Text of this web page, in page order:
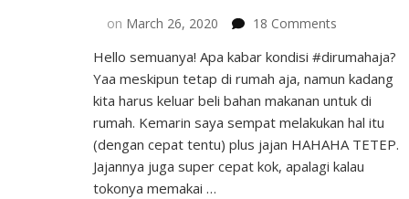
on March 26, 2020 18 Comments
Lebih
Mudah
dengan
Aplikasi
Kasir
Hello semuanya! Apa kabar kondisi #dirumahaja?
Yaa meskipun tetap di rumah aja, namun kadang
kita harus keluar beli bahan makanan untuk di
rumah. Kemarin saya sempat melakukan hal itu
(dengan cepat tentu) plus jajan HAHAHA TETEP.
Jajannya juga super cepat kok, apalagi kalau
tokonya memakai …